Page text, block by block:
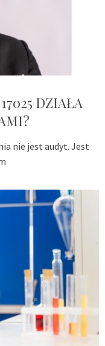
DZIAŁA
nie jest audyt. Jest